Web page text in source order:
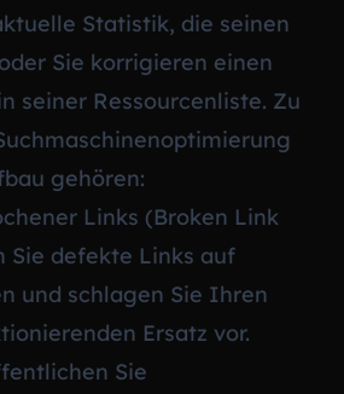
Statistik, die seinen
Sie korrigieren einen
seiner Ressourcenliste. Zu
gehören:
Links (Broken Link
Sie defekte Links auf
und schlagen Sie Ihren
Ersatz vor.
Sie